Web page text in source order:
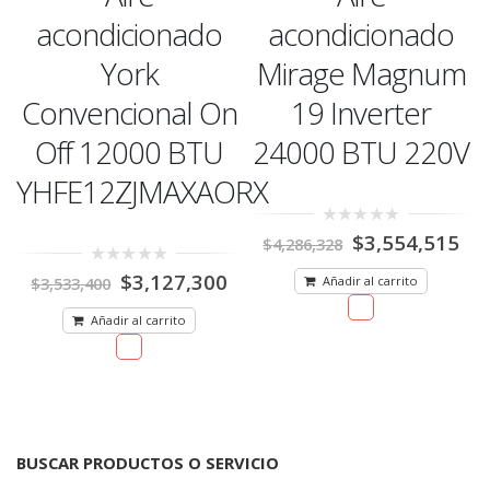
acondicionado
York
Convencional On
Off 12000 BTU
YHFE12ZJMAXAORX
out
5
$3,533,400 $3,127,300
Añadir al carrito
acondicionado
Mirage Magnum
19 Inverter
24000 BTU 220V
out
5
$4,286,328 $3,554,515
Añadir al carrito
BUSCAR PRODUCTOS O SERVICIO